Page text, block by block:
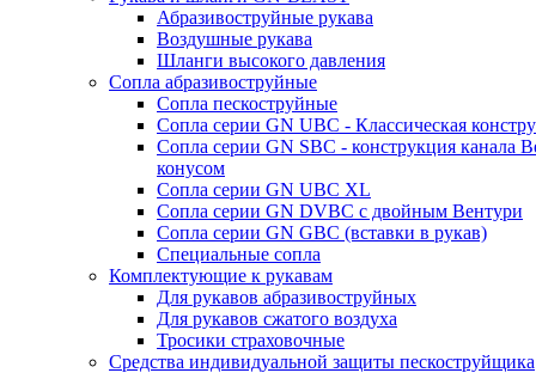
Абразивоструйные рукава
Воздушные рукава
Шланги высокого давления
Сопла абразивоструйные
Сопла пескоструйные
Сопла серии GN UBC - Классическая
Сопла серии GN SBC - конструкция канала
конусом
Сопла серии GN UBC XL
Сопла серии GN DVBC с двойным Вентури
Сопла серии GN GBC (вставки в рукав)
Специальные сопла
Комплектующие к рукавам
Для рукавов абразивоструйных
Для рукавов сжатого воздуха
Тросики страховочные
Средства индивидуальной защиты пескоструйщика